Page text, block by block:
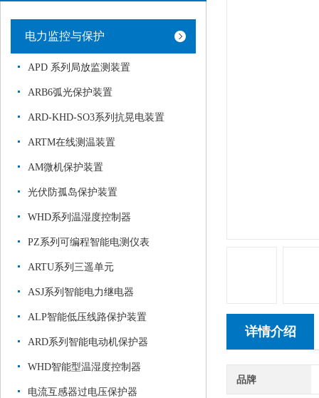
电力监控与保护
APD 系列局放监测装置
ARB6弧光保护装置
ARD-KHD-SO3系列抗晃电装置
ARTM在线测温装置
AM微机保护装置
光伏防孤岛保护装置
WHD系列温湿度控制器
PZ系列可编程智能电测仪表
ARTU系列三遥单元
ASJ系列智能电力继电器
ALP智能低压线路保护装置
ARD系列智能电动机保护器
WHD智能型温湿度控制器
电流互感器过电压保护器
详情介绍
品牌